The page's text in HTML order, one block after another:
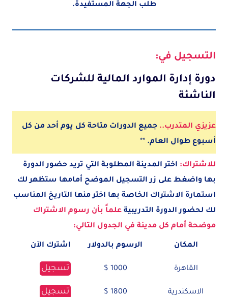
طلب الجهة المستفيدة.
التسجيل في:
دورة إدارة الموارد المالية للشركات
الناشئة
عزيزي المتدرب.. جميع الدورات متاحة كل يوم أحد من كل
أسبوع طوال العام. **
للاشتراك: اختر المدينة المطلوبة التي تريد حضور الدورة
بها واضغط على زر التسجيل الموضح أمامها ستظهر لك
استمارة الاشتراك الخاصة بها اختر منها التاريخ المناسب
لك لحضور الدورة التدريبية علماً بأن رسوم الاشتراك
موضحة أمام كل مدينة في الجدول التالي:
المكان الرسوم بالدولار اشترك الآن
القاهرة 1000 $ تسجيل
الاسكندرية 1800 $ تسجيل